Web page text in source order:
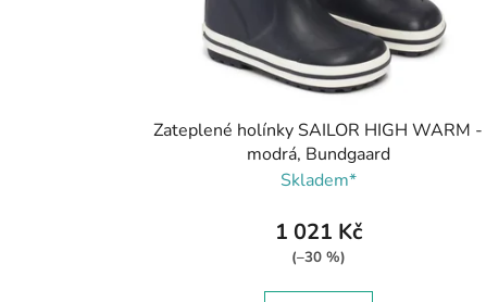
Zateplené holínky SAILOR HIGH WARM -
modrá, Bundgaard
Skladem*
1 021 Kč
(–30 %)